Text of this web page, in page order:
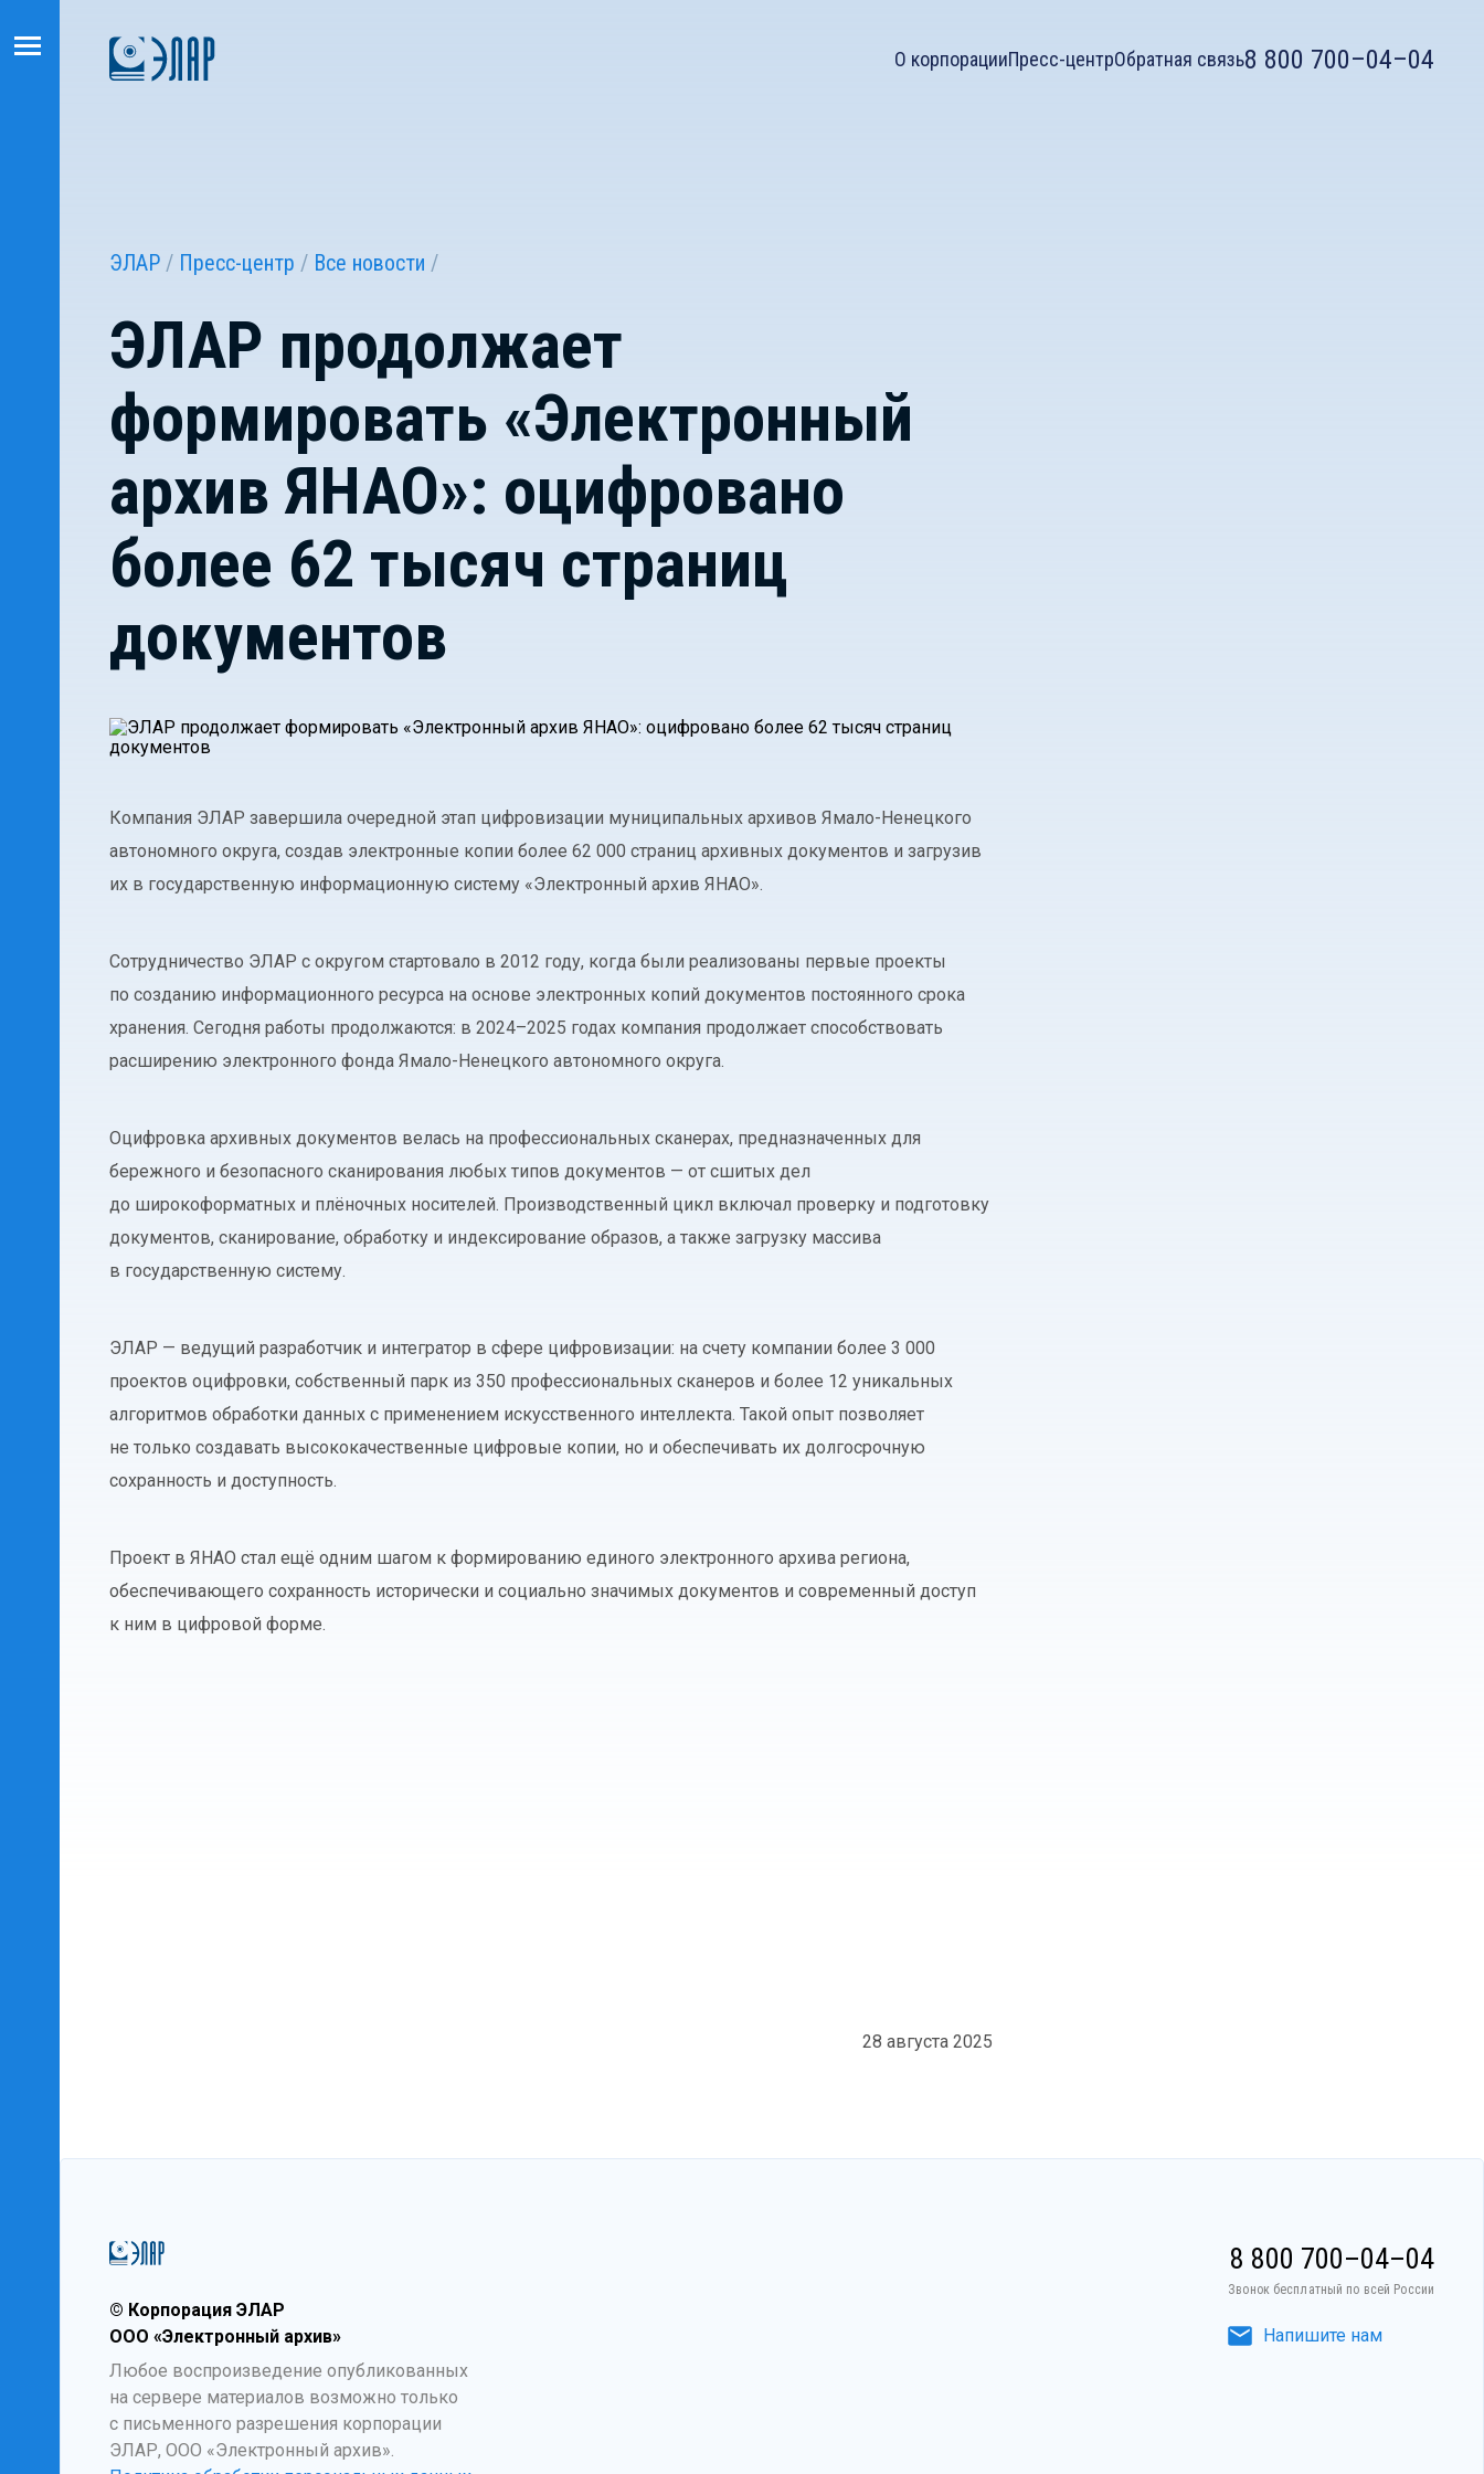
О корпорацииПресс-центрОбратная связь8 800 700–04–04
ЭЛАР Пресс-центр Все новости
ЭЛАР продолжает
формировать «Электронный
архив ЯНАО»: оцифровано
более 62 тысяч страниц
документов
Компания ЭЛАР завершила очередной этап цифровизации муниципальных архивов Ямало-Ненецкого
автономного округа, создав электронные копии более 62 000 страниц архивных документов и загрузив
их в государственную информационную систему «Электронный архив ЯНАО».
Сотрудничество ЭЛАР с округом стартовало в 2012 году, когда были реализованы первые проекты
по созданию информационного ресурса на основе электронных копий документов постоянного срока
хранения. Сегодня работы продолжаются: в 2024–2025 годах компания продолжает способствовать
расширению электронного фонда Ямало-Ненецкого автономного округа.
Оцифровка архивных документов велась на профессиональных сканерах, предназначенных для
бережного и безопасного сканирования любых типов документов — от сшитых дел
до широкоформатных и плёночных носителей. Производственный цикл включал проверку и подготовку
документов, сканирование, обработку и индексирование образов, а также загрузку массива
в государственную систему.
ЭЛАР — ведущий разработчик и интегратор в сфере цифровизации: на счету компании более 3 000
проектов оцифровки, собственный парк из 350 профессиональных сканеров и более 12 уникальных
алгоритмов обработки данных с применением искусственного интеллекта. Такой опыт позволяет
не только создавать высококачественные цифровые копии, но и обеспечивать их долгосрочную
сохранность и доступность.
Проект в ЯНАО стал ещё одним шагом к формированию единого электронного архива региона,
обеспечивающего сохранность исторически и социально значимых документов и современный доступ
к ним в цифровой форме.
28 августа 2025
© Корпорация ЭЛАР
ООО «Электронный архив»
Любое воспроизведение опубликованных
на сервере материалов возможно только
с письменного разрешения корпорации
ЭЛАР, ООО «Электронный архив».
8 800 700–04–04
Звонок бесплатный по всей России
Напишите нам